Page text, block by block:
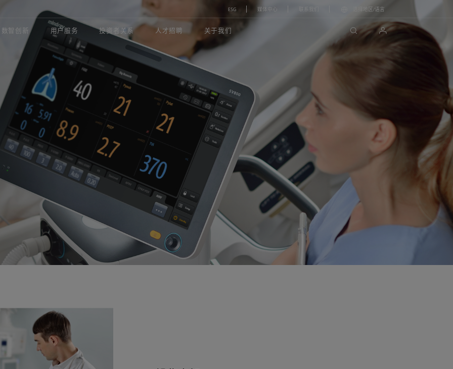
数智创新 用户服务 投资者关系 人才招聘 关于我们
ESG 媒体中心 联系我们 选择地区/语言